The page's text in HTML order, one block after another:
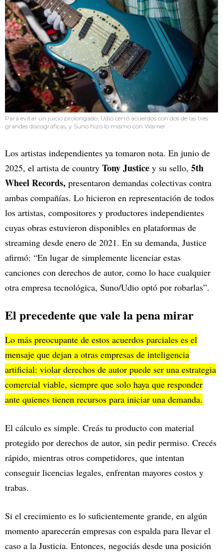
Para evitar un juicio prolongado, Udio cerró acuerdos con dos de las tres
grandes discográficas, y Suno hizo lo mismo con Warner.
Los artistas independientes ya tomaron nota. En junio de
2025, el artista de country Tony Justice y su sello, 5th
Wheel Records, presentaron demandas colectivas contra
ambas compañías. Lo hicieron en representación de todos
los artistas, compositores y productores independientes
cuyas obras estuvieron disponibles en plataformas de
streaming desde enero de 2021. En su demanda, Justice
afirmó: “En lugar de simplemente licenciar estas
canciones con derechos de autor, como lo hace cualquier
otra empresa tecnológica, Suno/Udio optó por robarlas”.
El precedente que vale la pena mirar
Lo más preocupante de estos acuerdos parciales es el
mensaje que dejan a otras empresas de inteligencia
artificial: violar derechos de autor puede ser una estrategia
comercial viable, siempre que solo haya que responder
ante quienes tienen recursos para iniciar una demanda.
El cálculo es simple. Creás tu producto con material
protegido por derechos de autor, sin pedir permiso. Crecés
rápido, mientras otros competidores, que intentan
conseguir licencias legales, enfrentan mayores costos y
trabas.
Si el crecimiento es lo suficientemente grande, en algún
momento aparecerán empresas con espalda para llevar el
caso a la Justicia. Entonces, negociás desde una posición